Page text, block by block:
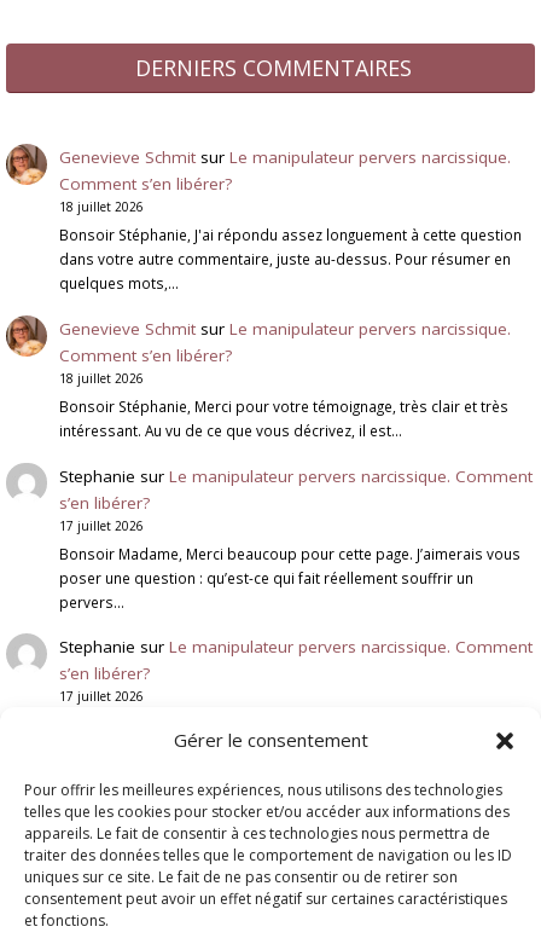
Gérer le consentement
Pour offrir les meilleures expériences, nous utilisons des technologies
telles que les cookies pour stocker et/ou accéder aux informations des
appareils. Le fait de consentir à ces technologies nous permettra de
traiter des données telles que le comportement de navigation ou les ID
uniques sur ce site. Le fait de ne pas consentir ou de retirer son
consentement peut avoir un effet négatif sur certaines caractéristiques
et fonctions.
DERNIERS COMMENTAIRES
Genevieve Schmitsur Le manipulateur pervers narcissique.
Comment s’en libérer?
18 juillet 2026
Bonsoir Stéphanie, J'ai répondu assez longuement à cette question
dans votre autre commentaire, juste au-dessus. Pour résumer en
quelques mots,…
Genevieve Schmitsur Le manipulateur pervers narcissique.
Comment s’en libérer?
18 juillet 2026
Bonsoir Stéphanie, Merci pour votre témoignage, très clair et très
intéressant. Au vu de ce que vous décrivez, il est…
Stephanie sur Le manipulateur pervers narcissique. Comment
s’en libérer?
17 juillet 2026
Bonsoir Madame, Merci beaucoup pour cette page. J’aimerais vous
poser une question : qu’est-ce qui fait réellement souffrir un
pervers…
Stephanie sur Le manipulateur pervers narcissique. Comment
s’en libérer?
17 juillet 2026
vraiment quelque chose qui le touche ? qu'est…
Genevieve Schmit surDeuil Blanc : Rupture et Résilience
6 juillet 2026
Bonjour, Votre message fait écho à une situation que je rencontre
malheureusement assez souvent. Lorsqu'un enfant adulte rompt
brutalement le…